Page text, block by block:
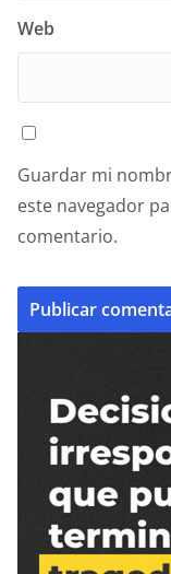
Web
Guardar mi
este navegador
comentario.